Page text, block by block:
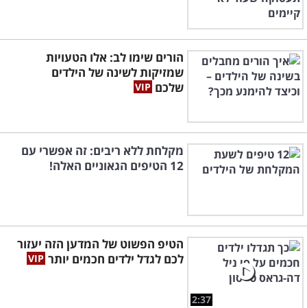
הורים שימו לב: אלו הטעויות
שמזיקות לשינה של הילדים
שלכם
מקלחת ללא ריבים: זה אפשרי עם
12 הטיפים הגאוניים האלה!
2:37
הטיפ הפשוט של המדען הזה יעזור
לכם לגדל ילדים חכמים יותר